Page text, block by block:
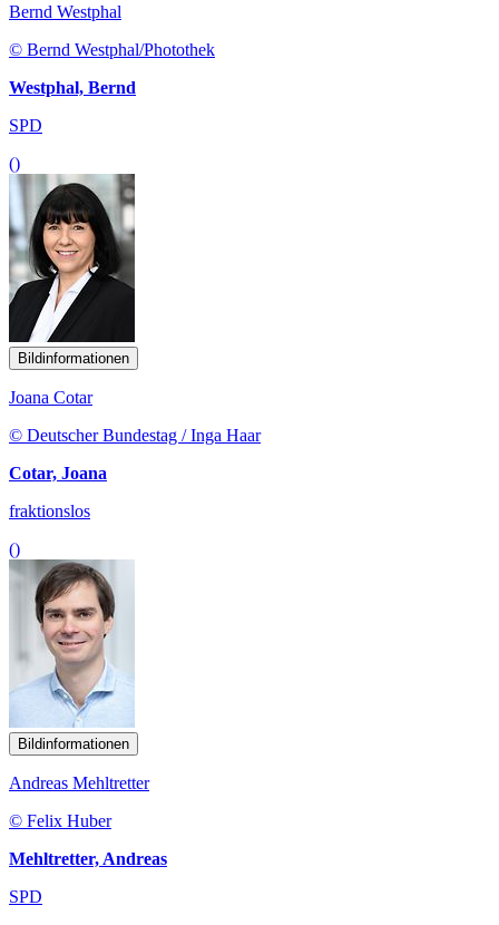
Bernd Westphal
© Bernd Westphal/Photothek
Westphal, Bernd
SPD
()
Bildinformationen
Joana Cotar
© Deutscher Bundestag / Inga Haar
Cotar, Joana
fraktionslos
()
Bildinformationen
Andreas Mehltretter
© Felix Huber
Mehltretter, Andreas
SPD